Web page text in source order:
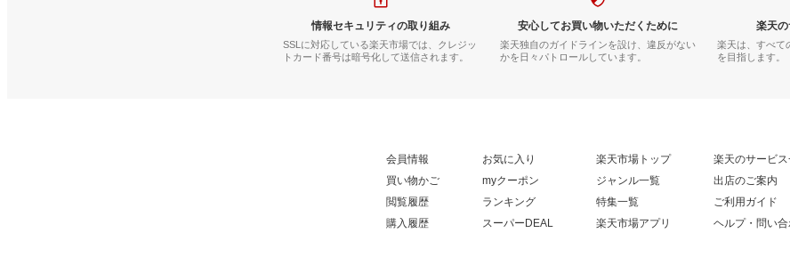
情報セキュリティの取り組み
SSLに対応している楽天市場では、クレジッ
トカード番号は暗号化して送信されます。
安心してお買い物いただくために
楽天独自のガイドラインを設け、違反がない
かを日々パトロールしています。
楽天
楽天は、すべて
を目指します。
会員情報
買い物かご
閲覧履歴
購入履歴
お気に入り
myクーポン
ランキング
スーパーDEAL
楽天市場トップ
ジャンル一覧
特集一覧
楽天市場アプリ
楽天のサービ
出店のご案内
ご利用ガイド
ヘルプ・問い